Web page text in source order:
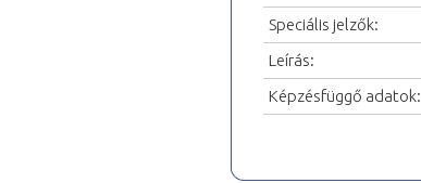
Speciális jelzők:
Leírás:
Képzésfüggő adatok: